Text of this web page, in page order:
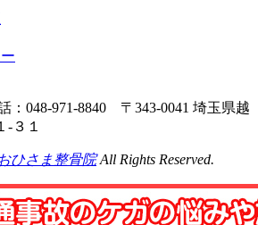
048-971-8840 〒343-0041 埼玉県越
-３１
ひさま整骨院All Rights Reserved.